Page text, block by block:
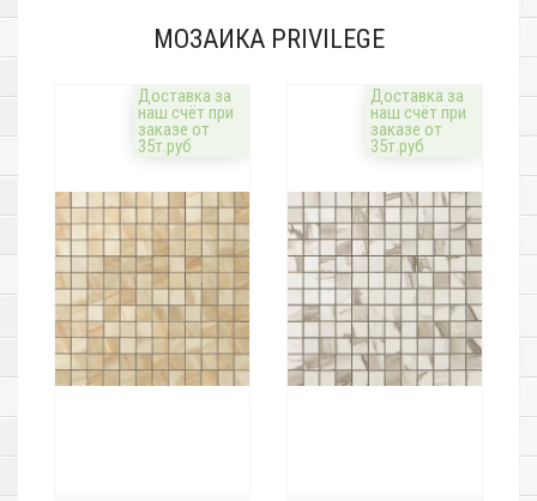
МОЗАИКА PRIVILEGE
Доставка за
наш счёт при
заказе от
35т.руб
Доставка за
наш счёт при
заказе от
35т.руб